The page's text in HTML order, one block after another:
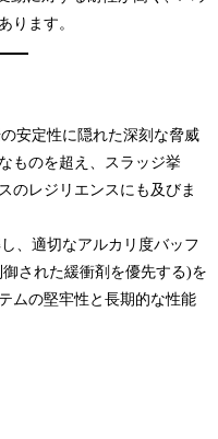
ります。
安定性に隠れた深刻な脅威
ものを超え、スラッジ挙
のレジリエンスにも及びま
、適切なアルカリ度バッフ
された緩衝剤を優先する)を
ムの堅牢性と長期的な性能